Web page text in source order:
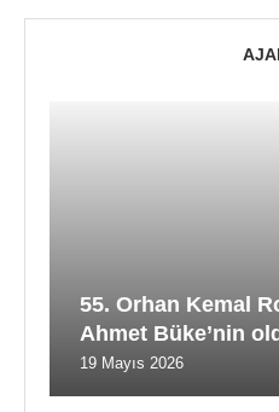
55. Orhan Kemal
Ahmet Büke’nin
19 Mayıs 2026